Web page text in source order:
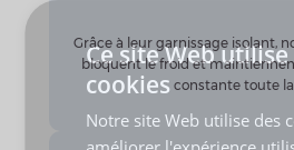
Grâce à leur garnissage isolant,
bloquent le froid et
constante toute